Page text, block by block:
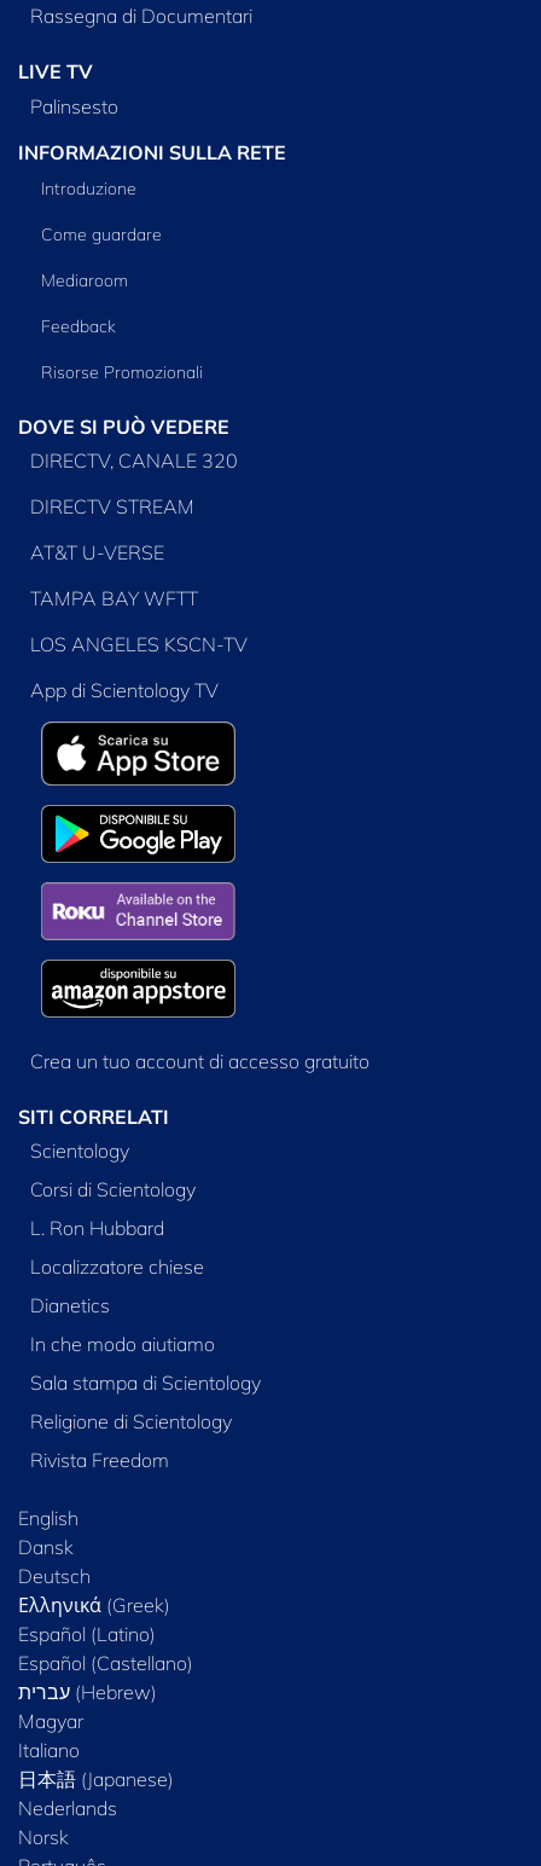
Rassegna di Documentari
LIVE TV
Palinsesto
INFORMAZIONI SULLA RETE
Introduzione
Come guardare
Mediaroom
Feedback
Risorse Promozionali
DOVE SI PUÒ VEDERE
DIRECTV, CANALE 320
DIRECTV STREAM
AT&T U-VERSE
TAMPA BAY WFTT
LOS ANGELES KSCN-TV
App di Scientology TV
Crea un tuo account di accesso gratuito
SITI CORRELATI
Scientology
Corsi di Scientology
L. Ron Hubbard
Localizzatore chiese
Dianetics
In che modo aiutiamo
Sala stampa di Scientology
Religione di Scientology
Rivista Freedom
English
Dansk
Deutsch
Ελληνικά (Greek)
Español (Latino)
Español (Castellano)
Magyar
Italiano
日本語 (Japanese)
Nederlands
Norsk